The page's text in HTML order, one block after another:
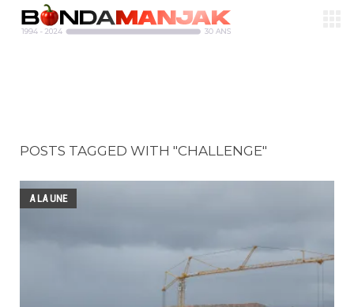
POSTS TAGGED WITH "CHALLENGE"
A LA UNE